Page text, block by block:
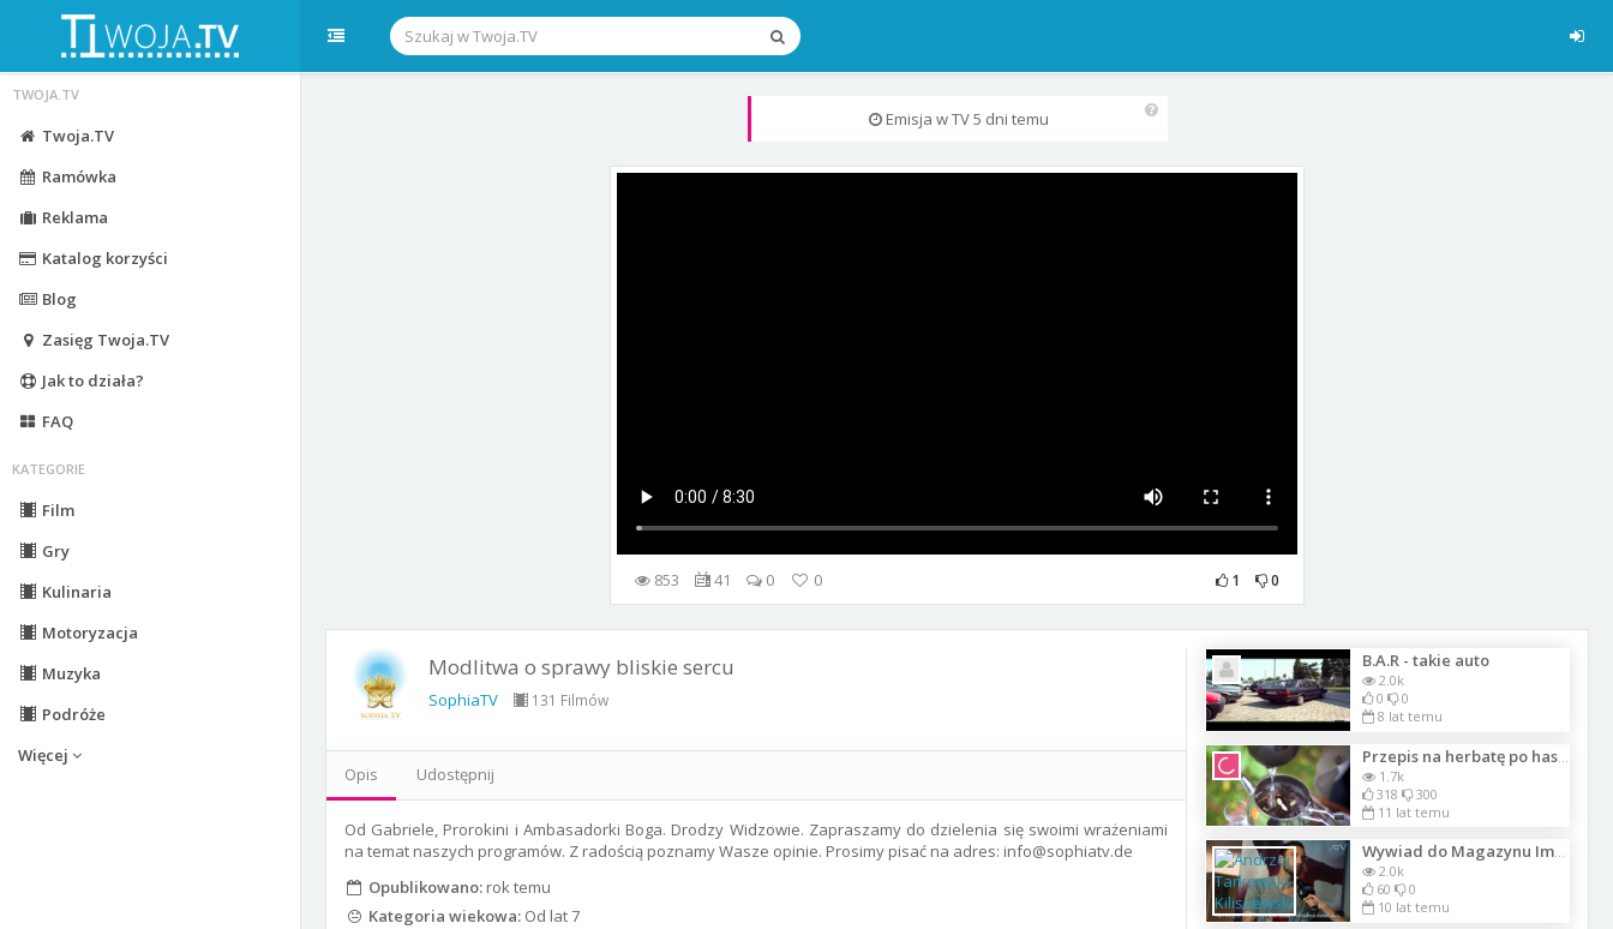
TWOJA.TV
Twoja.TV
Ramówka
Reklama
Katalog korzyści
Blog
Zasięg Twoja.TV
Jak to działa?
FAQ
KATEGORIE
Film
Gry
Kulinaria
Motoryzacja
Muzyka
Podróże
Więcej
Emisja w TV5 dni temu
853 41 0 0 1 0
Modlitwa o sprawy bliskie sercu
SophiaTV 131 Filmów
Opis Udostępnij
Od Gabriele, Prorokini i Ambasadorki Boga. Drodzy Widzowie. Zapraszamy do dzielenia się swoimi wrażeniami
na temat naszych programów. Z radością poznamy Wasze opinie. Prosimy pisać na adres: info@sophiatv.de
Opublikowano: rok temu
Kategoria wiekowa:Od lat 7
B.A.R - takie auto
2.0k
0
0
8 lat temu
1.7k
318
300
11 lat temu
Wywiad do Magazynu Imperium Kobiet z Mansem Zelmerlowem zrealizowany przez ATV
2.0k
60
0
10 lat temu